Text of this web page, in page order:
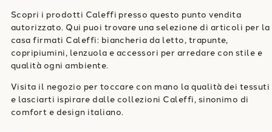
Scopri i prodotti Caleffi presso questo punto vendita
autorizzato. Qui puoi trovare una selezione di articoli per la
casa firmati Caleffi: biancheria da letto, trapunte,
copripiumini, lenzuola e accessori per arredare con stile e
qualità ogni ambiente.
Visita il negozio per toccare con mano la qualità dei tessuti
e lasciarti ispirare dalle collezioni Caleffi, sinonimo di
comfort e design italiano.